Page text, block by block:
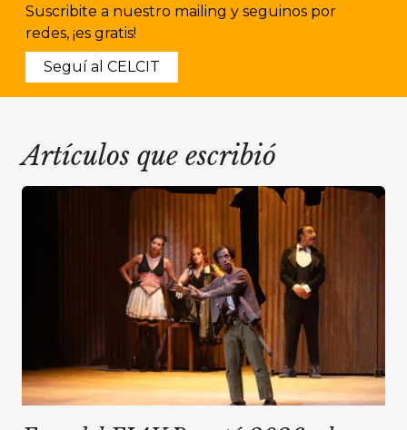
Suscribite a nuestro mailing y seguinos por
redes, ¡es gratis!
Seguí al CELCIT
Artículos que escribió